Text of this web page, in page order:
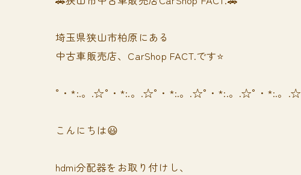
埼玉県狭山市柏原にある
中古車販売店、CarShop FACT.です⭐️
°・*:.。.☆°・*:.。.☆°・*:.。.☆°・*:.。.☆°・*:.。.☆
こんにちは😃
hdmi分配器をお取り付けし、